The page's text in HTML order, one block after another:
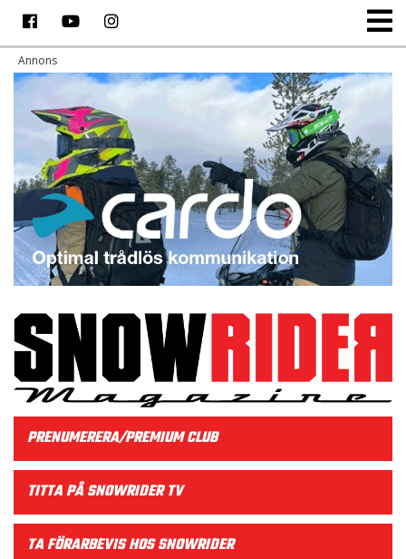
PRENUMERERA/PREMIUM CLUB
TITTA PÅ SNOWRIDER TV
TA FÖRARBEVIS HOS SNOWRIDER